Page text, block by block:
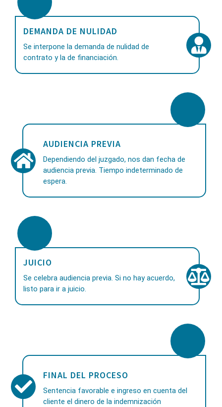
DEMANDA DE NULIDAD
Se interpone la demanda de nulidad de
contrato y la de financiación.
AUDIENCIA PREVIA
Dependiendo del juzgado, nos dan fecha de
audiencia previa. Tiempo indeterminado de
espera.
JUICIO
Se celebra audiencia previa. Si no hay acuerdo,
listo para ir a juicio.
FINAL DEL PROCESO
Sentencia favorable e ingreso en cuenta del
cliente el dinero de la indemnización